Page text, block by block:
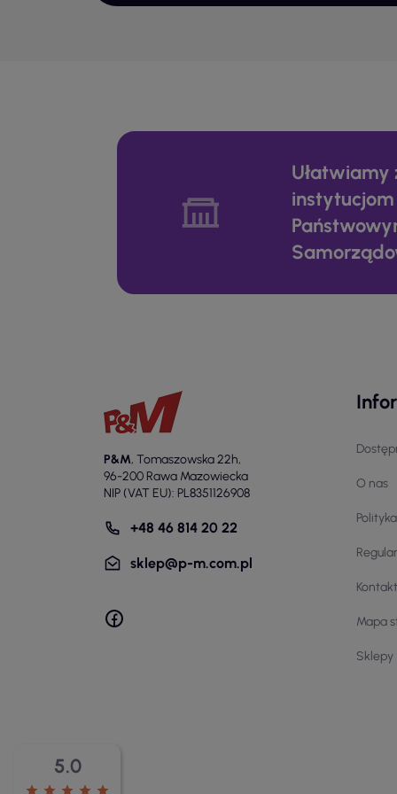
się
Ułatwiamy
instytucjom
P&M, Tomaszowska 22h,
96-200 Rawa Mazowiecka
NIP (VAT EU): PL8351126908
+48 46 814 20 22
sklep@p-m.com.pl
O nas
Mapa
Sklepy
5.0
star star star star star